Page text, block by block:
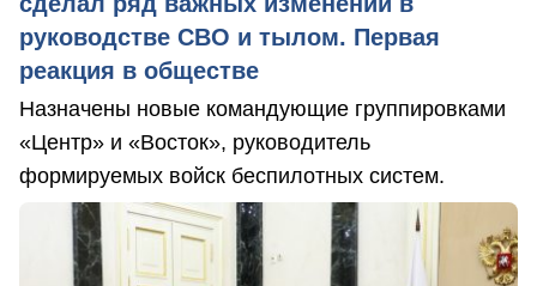
руководстве СВО и тылом. Первая
реакция в обществе
Назначены новые командующие группировками
«Центр» и «Восток», руководитель
формируемых войск беспилотных систем.